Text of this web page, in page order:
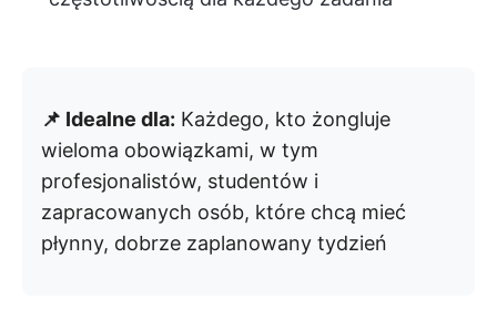
📌 Idealne dla: Każdego, kto żongluje
wieloma obowiązkami, w tym
profesjonalistów, studentów i
zapracowanych osób, które chcą mieć
płynny, dobrze zaplanowany tydzień